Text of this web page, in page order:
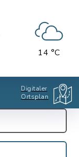
14 °C
Digitaler
Ortsplan